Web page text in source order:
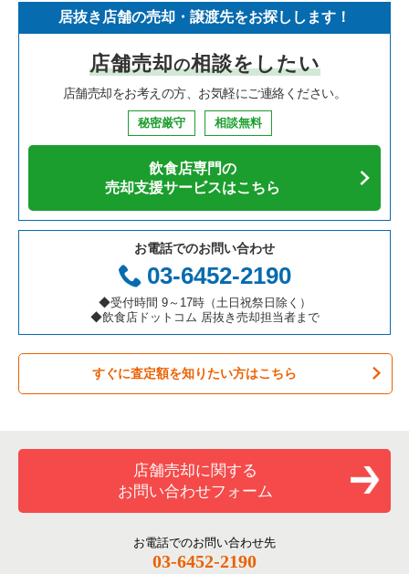
寿司の居抜き売却物件の案件一覧
焼肉の居抜き売却物件の案件一覧
鉄板焼き・お好み焼の居抜き売却物件の案件一覧
カフェの居抜き売却物件の案件一覧
テイクアウトの居抜き売却物件の案件一覧
お弁当・惣菜・デリの居抜き売却物件の案件一覧
カラオケ・パブ・スナックの居抜き売却物件の案件一覧
バーの居抜き売却物件の案件一覧
居酒屋・ダイニングバーの居抜き売却物件の案件一覧
洋食の居抜き売却物件の案件一覧
その他の居抜き売却物件の案件一覧
神奈川県の飲食店の居抜き売却物件の案件一覧
大阪府の飲食店の居抜き売却物件の案件一覧
兵庫県の飲食店の居抜き売却物件の案件一覧
愛知県の飲食店の居抜き売却物件の案件一覧
岐阜県の飲食店の居抜き売却物件の案件一覧
三重県の飲食店の居抜き売却物件の案件一覧
川崎市高津区の飲食店の居抜き売却物件の案件一覧
横浜市鶴見区の飲食店の居抜き売却物件の案件一覧
川崎市中原区の飲食店の居抜き売却物件の案件一覧
横浜市南区の飲食店の居抜き売却物件の案件一覧
横浜市港北区の飲食店の居抜き売却物件の案件一覧
横浜市神奈川区の飲食店の居抜き売却物件の案件一覧
横浜市都筑区の飲食店の居抜き売却物件の案件一覧
横浜市西区の飲食店の居抜き売却物件の案件一覧
川崎市宮前区の飲食店の居抜き売却物件の案件一覧
川崎市幸区の飲食店の居抜き売却物件の案件一覧
厚木市の飲食店の居抜き売却物件の案件一覧
神奈川県のイタリア料理の居抜き売却物件の案件一覧
神奈川県の中華の居抜き売却物件の案件一覧
神奈川県のそば・うどんの居抜き売却物件の案件一覧
神奈川県の焼肉の居抜き売却物件の案件一覧
神奈川県の鉄板焼き・お好み焼の居抜き売却物件の案件一覧
神奈川県のアジア料理の居抜き売却物件の案件一覧
神奈川県のカフェの居抜き売却物件の案件一覧
神奈川県のテイクアウトの居抜き売却物件の案件一覧
神奈川県のお弁当・惣菜・デリの居抜き売却物件の案件一覧
神奈川県のバーの居抜き売却物件の案件一覧
神奈川県の居酒屋・ダイニングバーの居抜き売却物件の案件一
神奈川県の専門料理の居抜き売却物件の案件一覧
金沢文庫駅の寿司の居抜き売却物件の案件一覧
金沢文庫駅のアジア料理の居抜き売却物件の案件一覧
金沢文庫駅の居酒屋・ダイニングバーの居抜き売却物件の案件
居抜き店舗の売却・譲渡先をお探しします！
店舗売却の相談をしたい
店舗売却をお考えの方、お気軽にご連絡ください。
秘密厳守 相談無料
飲食店専門の
売却支援サービスはこちら
お電話でのお問い合わせ
03-6452-2190
◆受付時間 9～17時（土日祝祭日除く）
◆飲食店ドットコム 居抜き売却担当者まで
すぐに査定額を知りたい方はこちら
店舗売却に関する
お問い合わせフォーム
お電話でのお問い合わせ先
03-6452-2190